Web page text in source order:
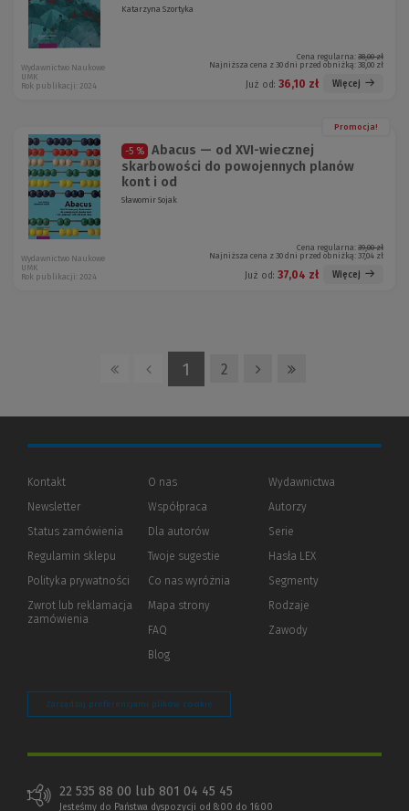
Katarzyna Szortyka
Cena regularna: 38,00 zł
Najniższa cena z 30 dni przed obniżką: 38,00 zł
Już od: 36,10 zł Więcej
Wydawnictwo Naukowe
UMK
Rok publikacji: 2024
Promocja!
-5 %
Abacus — od XVI-wiecznej
skarbowości do powojennych planów
kont i od
Sławomir Sojak
Cena regularna: 39,00 zł
Najniższa cena z 30 dni przed obniżką: 37,04 zł
Już od: 37,04 zł Więcej
Wydawnictwo Naukowe
UMK
Rok publikacji: 2024
1 2
Kontakt
Newsletter
Status zamówienia
Regulamin sklepu
Polityka prywatności (Nowe
(Link
innej
Zwrot lub reklamacja
zamówienia
O nas
Współpraca
Dla autorów(Nowe
(Link
innej
strony)
Twoje sugestie
Co nas wyróżnia
Mapa strony
FAQ
Blog
Wydawnictwa
Autorzy
Serie
Hasła LEX
Segmenty
Rodzaje
Zawody
Zarządzaj preferencjami plików cookie
22 535 88 00 lub 801 04 45 45
Jesteśmy do Państwa dyspozycji od 8:00 do 16:00